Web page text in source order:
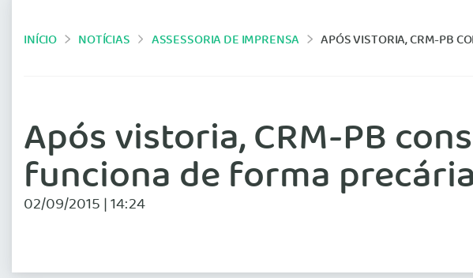
INÍCIO NOTÍCIAS ASSESSORIA DE IMPRENSA APÓS VISTORIA, CRM-PB
Após vistoria, CRM-PB
funciona de forma precária
02/09/2015 | 14:24